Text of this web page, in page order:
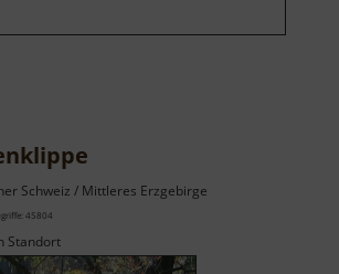
Schweiz / Mittleres Erzgebirge
45804
Standort